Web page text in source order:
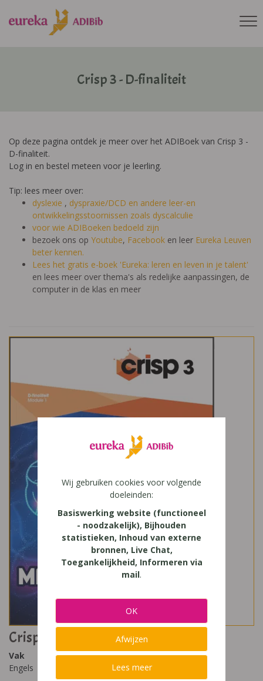
Crisp 3 - D-finaliteit
Op deze pagina ontdek je meer over het ADIBoek van Crisp 3 -
D-finaliteit.
Log in en bestel meteen voor je leerling.
Tip: lees meer over:
dyslexie , dyspraxie/DCD en andere leer-en
ontwikkelingsstoornissen zoals dyscalculie
voor wie ADIBoeken bedoeld zijn
bezoek ons op Youtube, Facebook en leer Eureka Leuven
beter kennen.
Lees het gratis e-boek 'Eureka: leren en leven in je talent'
en lees meer over thema's als redelijke aanpassingen, de
computer in de klas en meer
Crisp 3 - D-finaliteit
Vak
Engels
Wij gebruiken cookies voor volgende
doeleinden:
Basiswerking website (functioneel
- noodzakelijk), Bijhouden
statistieken, Inhoud van externe
bronnen, Live Chat,
Toegankelijkheid, Informeren via
mail.
OK
Afwijzen
Lees meer